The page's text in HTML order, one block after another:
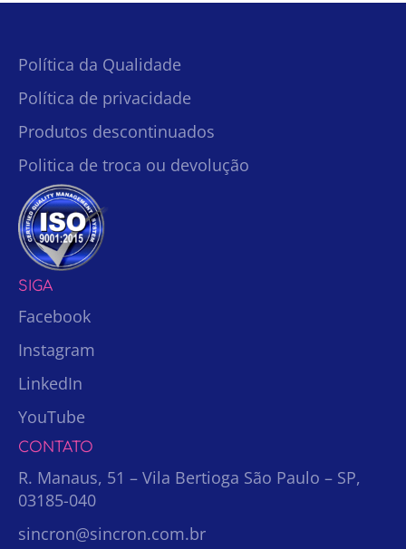
Política da Qualidade
Política de privacidade
Produtos descontinuados
Politica de troca ou devolução
SIGA
Facebook
Instagram
LinkedIn
YouTube
CONTATO
R. Manaus, 51 – Vila Bertioga São Paulo – SP,
03185-040
sincron@sincron.com.br